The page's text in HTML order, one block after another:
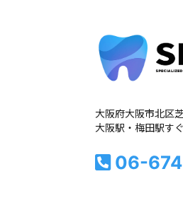
大阪府大阪市北区
大阪駅・梅田駅す
06-